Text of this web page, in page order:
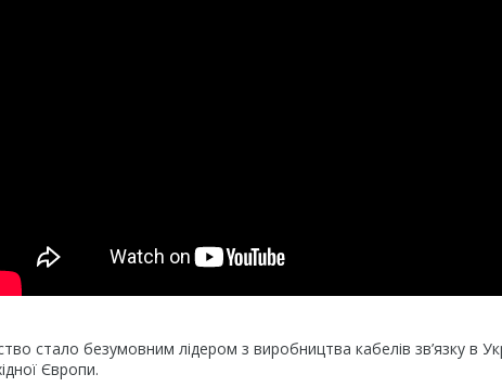
стало безумовним лідером з виробництва кабелів зв’язку в
Європи.